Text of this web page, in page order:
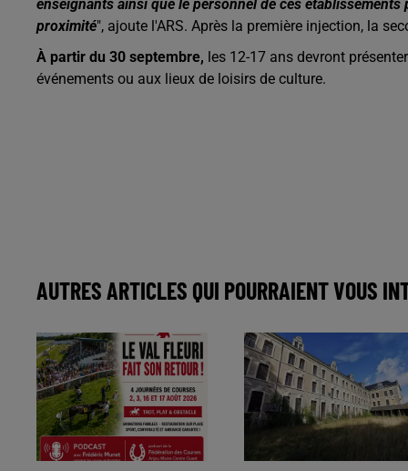
enseignants ainsi que le personnel de ces établissements
proximité", ajoute l'ARS. Après la première injection, la
À partir du 30 septembre, les 12-17 ans devront
événements ou aux lieux de loisirs de culture.
AUTRES ARTICLES QUI POURRAIENT VOUS